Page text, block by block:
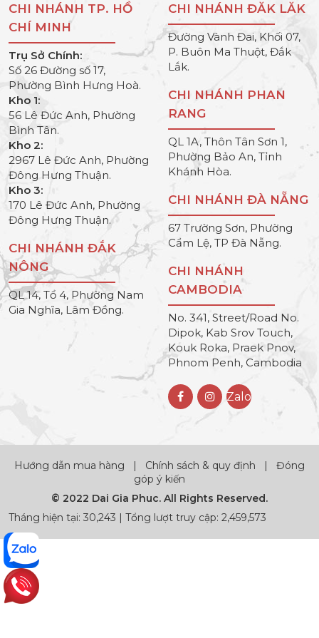
CHI NHÁNH TP. HỒ
CHÍ MINH
Trụ Sở Chính:
Số 26 Đường số 17,
Phường Bình Hưng Hoà.
Kho 1:
56 Lê Đức Anh, Phường
Bình Tân.
Kho 2:
2967 Lê Đức Anh, Phường
Đông Hưng Thuận.
Kho 3:
170 Lê Đức Anh, Phường
Đông Hưng Thuận.
CHI NHÁNH ĐẮK
NÔNG
QL 14, Tổ 4, Phường Nam
Gia Nghĩa, Lâm Đồng.
CHI NHÁNH ĐĂK LĂK
Đường Vành Đai, Khối 07,
P. Buôn Ma Thuột, Đắk
Lắk.
CHI NHÁNH PHAN
RANG
QL 1A, Thôn Tân Sơn 1,
Phường Bảo An, Tỉnh
Khánh Hòa.
CHI NHÁNH ĐÀ NẴNG
67 Trường Sơn, Phường
Cẩm Lệ, TP Đà Nẵng.
CHI NHÁNH
CAMBODIA
No. 341, Street/Road No.
Dipok, Kab Srov Touch,
Kouk Roka, Praek Pnov,
Phnom Penh, Cambodia
Zalo
Hướng dẫn mua hàng Chính sách & quy định
Đóng
góp ý kiến
© 2022 Dai Gia Phuc. All Rights Reserved.
Tháng hiện tại: 30,243 | Tổng lượt truy cập: 2,459,573